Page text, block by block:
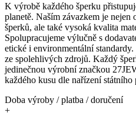
K výrobě každého šperku
planetě. Naším závazkem je
šperků, ale také vysoká kvalita
Spolupracujeme výlučně s
etické i environmentální
ze spolehlivých zdrojů. Každý
jedinečnou výrobní značkou
každého kusu dle nařízení
Doba výroby / platba / doručení
+